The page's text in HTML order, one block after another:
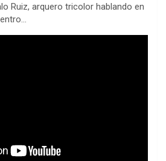
Ruiz, arquero tricolor hablando en